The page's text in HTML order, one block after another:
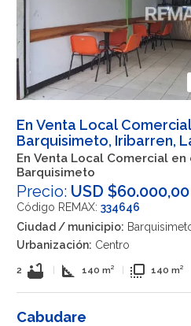
En Venta Local
Barquisimeto, Iribarren,
En Venta Local Comercial
Barquisimeto
Precio: USD
Código REMAX: 334646
Ciudad / municipio:
Urbanización: Centro
2 bathtub square_foot 140 m² flip_to_front 140 m²
Cabudare